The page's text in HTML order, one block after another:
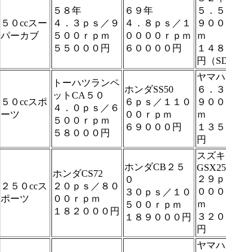
５０ccスー
パーカブ
５８年
４．３ｐｓ／９
５００ｒｐｍ
５５０００円
６９年
４．８ｐｓ／１
００００ｒｐｍ
６００００円
５．
９０
ｍ
１４
円（
５０ccスポ
ーツ
トーハツランペ
ットCA５０
４．０ｐｓ／６
５００ｒｐｍ
５８０００円
ホンダSS50
６ｐｓ／１１０
００ｒｐｍ
６９０００円
ヤマ
６．
９０
ｍ
１３
円
２５０ccス
ポーツ
ホンダCS72
２０ｐｓ／８０
００ｒｐｍ
１８２０００円
ホンダCB２５
０
３０ｐｓ／１０
５００ｒｐｍ
１８９０００円
スズキ
２９
００
ｍ
３２
円
ヤマ